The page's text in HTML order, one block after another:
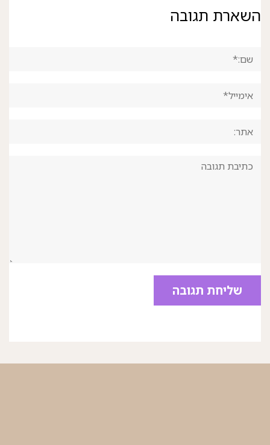
השארת תגובה